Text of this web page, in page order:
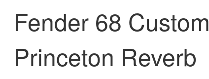
Fender 68 Custom
Princeton Reverb